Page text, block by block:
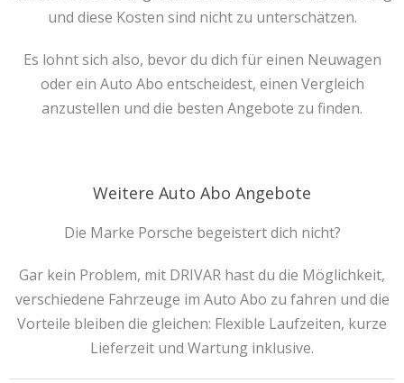
und diese Kosten sind nicht zu unterschätzen.
Es lohnt sich also, bevor du dich für einen Neuwagen
oder ein Auto Abo entscheidest, einen Vergleich
anzustellen und die besten Angebote zu finden.
Weitere Auto Abo Angebote
Die Marke Porsche begeistert dich nicht?
Gar kein Problem, mit DRIVAR hast du die Möglichkeit,
verschiedene Fahrzeuge im Auto Abo zu fahren und die
Vorteile bleiben die gleichen: Flexible Laufzeiten, kurze
Lieferzeit und Wartung inklusive.